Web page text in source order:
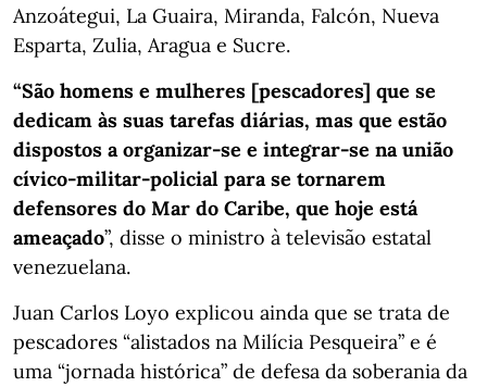
Anzoátegui, La Guaira, Miranda, Falcón, Nueva
Esparta, Zulia, Aragua e Sucre.
“São homens e mulheres [pescadores] que se
dedicam às suas tarefas diárias, mas que estão
dispostos a organizar-se e integrar-se na união
cívico-militar-policial para se tornarem
defensores do Mar do Caribe, que hoje está
ameaçado”, disse o ministro à televisão estatal
venezuelana.
Juan Carlos Loyo explicou ainda que se trata de
pescadores “alistados na Milícia Pesqueira” e é
uma “jornada histórica” de defesa da soberania da